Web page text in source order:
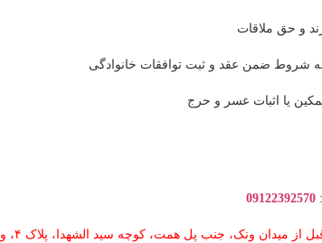
و حق ملاقات
شروط ضمن عقد و ثبت توافقات خانوادگی
یا اثبات عسر و حرج
09122392570
میدان ونک‌، جنب پل همت، کوچه سید الشهدا، پلاک ۴، واحد یک